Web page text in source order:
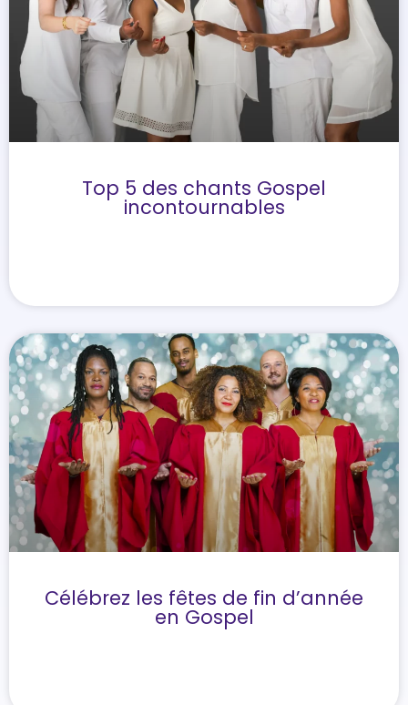
Top 5 des chants Gospel
incontournables
Célébrez les fêtes de fin d’année
en Gospel